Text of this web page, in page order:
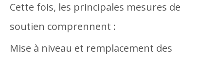
Cette fois, les principales mesures de
soutien comprennent :
Mise à niveau et remplacement des